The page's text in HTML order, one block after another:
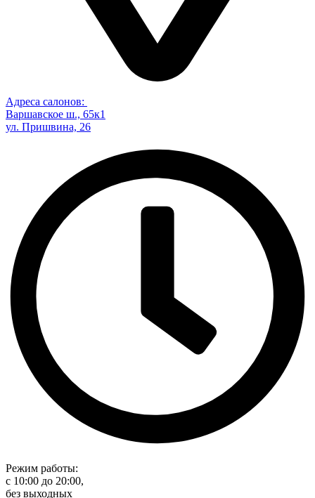
Адреса салонов:
Варшавское ш., 65к1
ул. Пришвина, 26
Режим работы:
с 10:00 до 20:00,
без выходных